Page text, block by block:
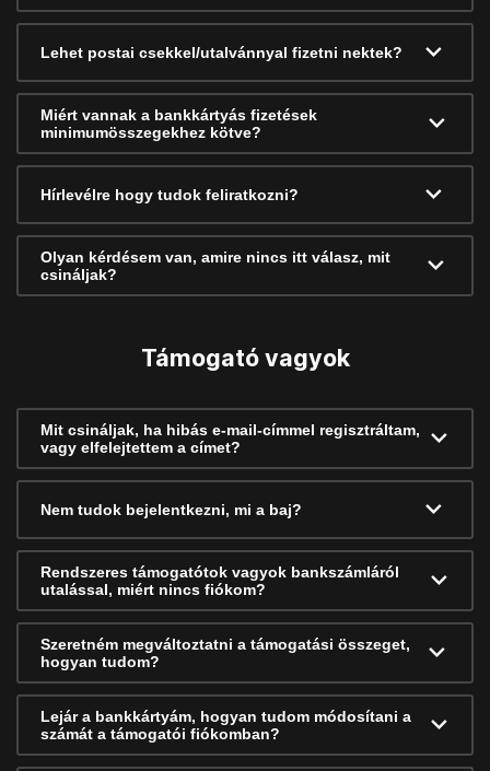
Lehet postai csekkel/utalvánnyal fizetni nektek?
Miért vannak a bankkártyás fizetések
minimumösszegekhez kötve?
Hírlevélre hogy tudok feliratkozni?
Olyan kérdésem van, amire nincs itt válasz, mit
csináljak?
Támogató vagyok
Mit csináljak, ha hibás e-mail-címmel regisztráltam,
vagy elfelejtettem a címet?
Nem tudok bejelentkezni, mi a baj?
Rendszeres támogatótok vagyok bankszámláról
utalással, miért nincs fiókom?
Szeretném megváltoztatni a támogatási összeget,
hogyan tudom?
Lejár a bankkártyám, hogyan tudom módosítani a
számát a támogatói fiókomban?